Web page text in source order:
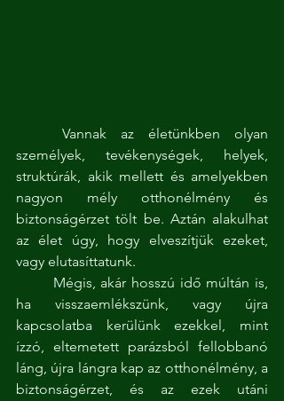
személyek, tevékenységek, helyek,
struktúrák, akik mellett és amelyekben
nagyon mély otthonélmény és
biztonságérzet tölt be. Aztán alakulhat
az élet úgy, hogy elveszítjük ezeket,
vagy elutasíttatunk.
ha visszaemlékszünk, vagy újra
kapcsolatba kerülünk ezekkel, mint
ízzó, eltemetett parázsból fellobbanó
láng, újra lángra kap az otthonélmény, a
biztonságérzet, és az ezek utáni